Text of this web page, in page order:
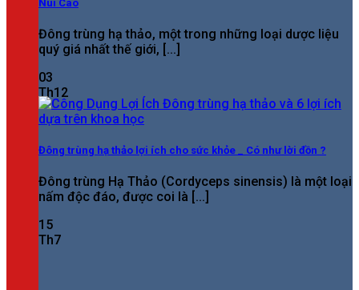
Núi Cao
Đông trùng hạ thảo, một trong những loại dược liệu
quý giá nhất thế giới, [...]
03
Th12
Đông trùng hạ thảo lợi ích cho sức khỏe _ Có như lời đồn ?
Đông trùng Hạ Thảo (Cordyceps sinensis) là một loại
nấm độc đáo, được coi là [...]
15
Th7